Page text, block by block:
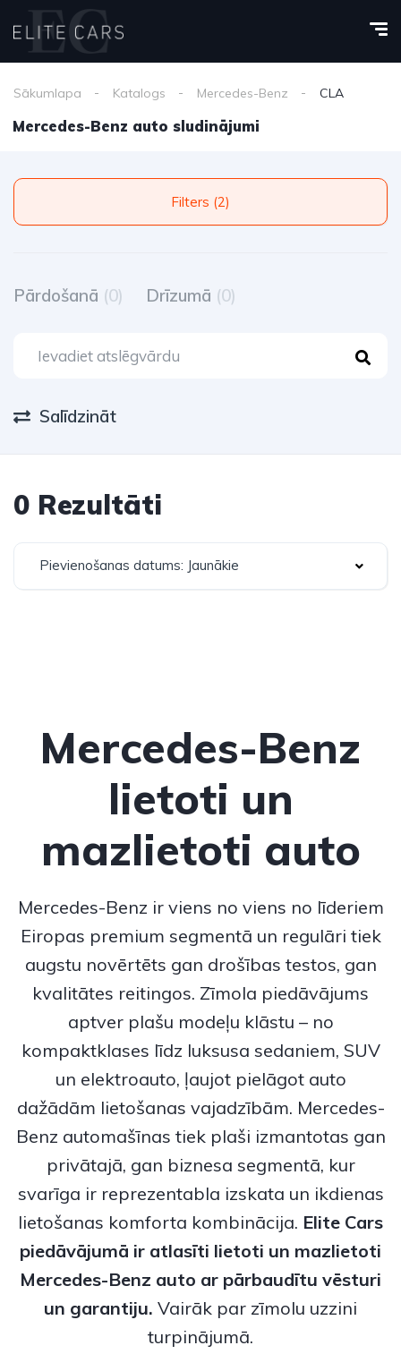
Sākumlapa Katalogs Mercedes-Benz CLA
Mercedes-Benz auto sludinājumi
Filters (2)
Pārdošanā (0) Drīzumā (0)
Salīdzināt
0 Rezultāti
Pievienošanas datums: Jaunākie
Mercedes-Benz
lietoti un
mazlietoti auto
Mercedes-Benz ir viens no viens no līderiem
Eiropas premium segmentā un regulāri tiek
augstu novērtēts gan drošības testos, gan
kvalitātes reitingos. Zīmola piedāvājums
aptver plašu modeļu klāstu – no
kompaktklases līdz luksusa sedaniem, SUV
un elektroauto, ļaujot pielāgot auto
dažādām lietošanas vajadzībām. Mercedes-
Benz automašīnas tiek plaši izmantotas gan
privātajā, gan biznesa segmentā, kur
svarīga ir reprezentabla izskata un ikdienas
lietošanas komforta kombinācija. Elite Cars
piedāvājumā ir atlasīti lietoti un mazlietoti
Mercedes-Benz auto ar pārbaudītu vēsturi
un garantiju. Vairāk par zīmolu uzzini
turpinājumā.